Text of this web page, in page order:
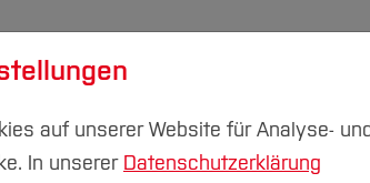
& Transfer
auf unserer Website für Analyse- und
In unserer Datenschutzerklärung